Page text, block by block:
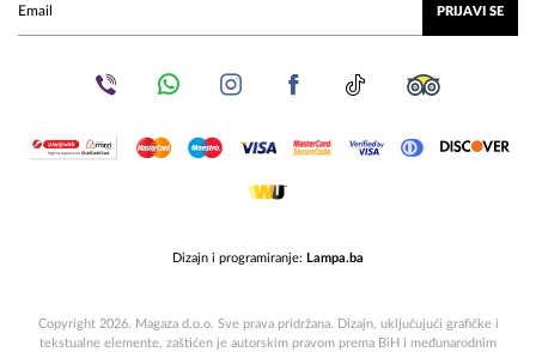
PRIJAVI SE
Dizajn i programiranje: Lampa.ba
Copyright 2026. Magaza d.o.o. Sve prava pridržana. Dizajn, uključujući grafičke i
tekstualne elemente, zaštićen je autorskim pravom prema BiH i međunarodnim